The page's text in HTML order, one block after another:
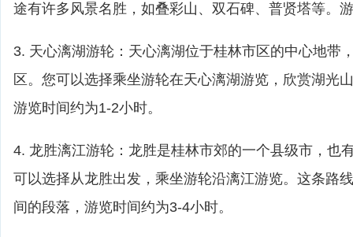
途有许多风景名胜，如叠彩山、双石碑、普贤塔等。
3. 天心漓湖游轮：天心漓湖位于桂林市区的中心地带
区。您可以选择乘坐游轮在天心漓湖游览，欣赏湖光
游览时间约为1-2小时。
4. 龙胜漓江游轮：龙胜是桂林市郊的一个县级市，也
可以选择从龙胜出发，乘坐游轮沿漓江游览。这条路
间的段落，游览时间约为3-4小时。